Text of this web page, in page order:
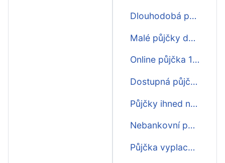
Dlouhodobá půjčka ihned na účet
Malé půjčky do výplaty ihned na účet bez papírování
Online půjčka 1500 ihned na účet
Dostupná půjčka ihned
Půjčky ihned na bankovní účet
Nebankovní půjčky ihned dlouhodobé
Půjčka vyplacená ihned na účet